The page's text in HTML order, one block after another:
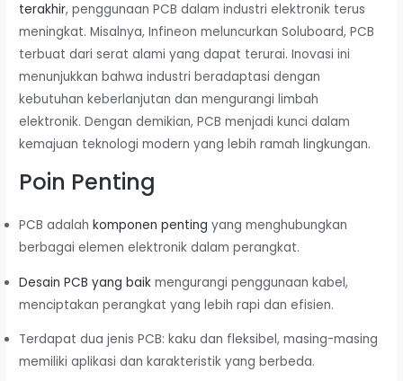
terakhir, penggunaan PCB dalam industri elektronik terus
meningkat. Misalnya, Infineon meluncurkan Soluboard, PCB
terbuat dari serat alami yang dapat terurai. Inovasi ini
menunjukkan bahwa industri beradaptasi dengan
kebutuhan keberlanjutan dan mengurangi limbah
elektronik. Dengan demikian, PCB menjadi kunci dalam
kemajuan teknologi modern yang lebih ramah lingkungan.
Poin Penting
PCB adalahkomponen penting yang menghubungkan
berbagai elemen elektronik dalam perangkat.
Desain PCB yang baik mengurangi penggunaan kabel,
menciptakan perangkat yang lebih rapi dan efisien.
Terdapat dua jenis PCB: kaku dan fleksibel, masing-masing
memiliki aplikasi dan karakteristik yang berbeda.